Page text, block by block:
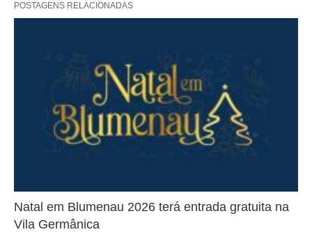
POSTAGENS RELACIONADAS
Natal em Blumenau 2026 terá entrada gratuita na
Vila Germânica